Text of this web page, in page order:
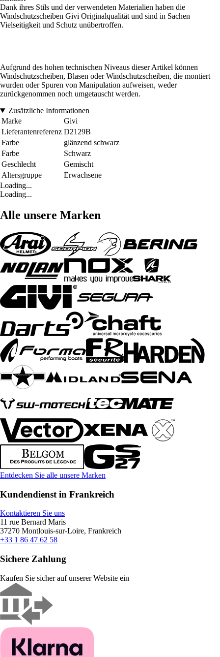
Dank ihres Stils und der verwendeten Materialien haben die
Windschutzscheiben Givi Originalqualität und sind in Sachen
Vielseitigkeit und Schutz unübertroffen.
Aufgrund des hohen technischen Niveaus dieser Artikel können
Windschutzscheiben, Blasen oder Windschutzscheiben, die montiert
wurden oder Spuren von Manipulation aufweisen, weder
zurückgenommen noch umgetauscht werden.
Zusätzliche Informationen
Marke
Givi
Lieferantenreferenz D2129B
Farbe
glänzend schwarz
Farbe
Schwarz
Geschlecht
Gemischt
Altersgruppe
Erwachsene
Loading...
Loading...
Alle unsere Marken
Entdecken Sie alle unsere Marken
Kundendienst in Frankreich
Kontaktieren Sie uns
11 rue Bernard Maris
37270 Montlouis-sur-Loire, Frankreich
+33 1 86 47 62 58
Sichere Zahlung
Kaufen Sie sicher auf unserer Website ein